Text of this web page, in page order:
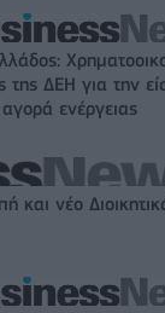
της ΔΕΗ για την
ενέργειας
και νέο